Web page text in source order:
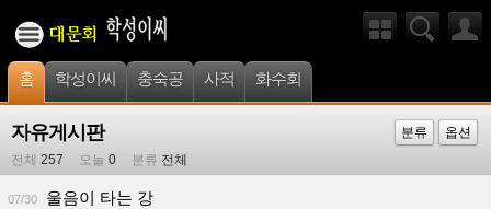
홈 학성이씨 충숙공 사적 화수회
자유게시판 분류
옵션
전체 257 오늘 0 분류 전체
07/30 울음이 타는 강